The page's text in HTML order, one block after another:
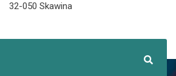
32-050 Skawina